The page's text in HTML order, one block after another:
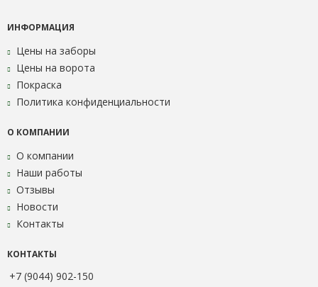
ИНФОРМАЦИЯ
Цены на заборы
Цены на ворота
Покраска
Политика конфиденциальности
О КОМПАНИИ
О компании
Наши работы
Отзывы
Новости
Контакты
КОНТАКТЫ
+7 (9044) 902-150